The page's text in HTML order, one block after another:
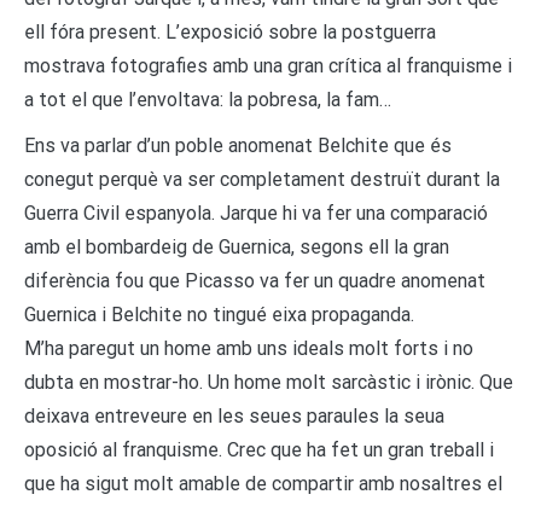
ell fóra present. L’exposició sobre la postguerra
mostrava fotografies amb una gran crítica al franquisme i
a tot el que l’envoltava: la pobresa, la fam…
Ens va parlar d’un poble anomenat Belchite que és
conegut perquè va ser completament destruït durant la
Guerra Civil espanyola. Jarque hi va fer una comparació
amb el bombardeig de Guernica, segons ell la gran
diferència fou que Picasso va fer un quadre anomenat
Guernica i Belchite no tingué eixa propaganda.
M’ha paregut un home amb uns ideals molt forts i no
dubta en mostrar-ho. Un home molt sarcàstic i irònic. Que
deixava entreveure en les seues paraules la seua
oposició al franquisme. Crec que ha fet un gran treball i
que ha sigut molt amable de compartir amb nosaltres el